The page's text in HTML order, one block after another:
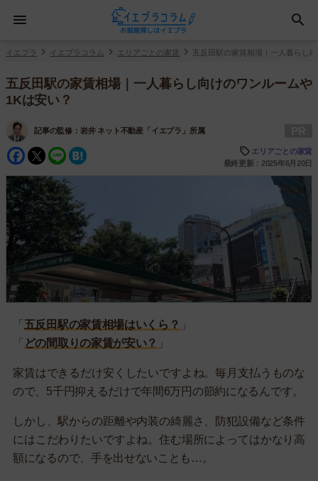
イエプラ イエプラコラム エリアごとの家賃 五反田駅の家賃相場｜一人暮らし
五反田駅の家賃相場｜一人暮らし向けのワンルームや
1Kは安い？
記事の監修： 岩井 ネット不動産「イエプラ」所属
Facebook
Twitter
Line
エリアごとの家賃
最終更新：2025年6月20日
「 五反田駅の家賃相場はいくら？ 」
「 どの間取りの家賃が安い？ 」
家賃はできるだけ安くしたいですよね。毎月支払うものな
ので、5千円抑えるだけで年間6万円の節約になるんです。
しかし、駅からの距離や内装の綺麗さ、防犯設備など条件
にはこだわりたいですよね。住む場所によってはかなり高
額になるので、手を出せないことも…。